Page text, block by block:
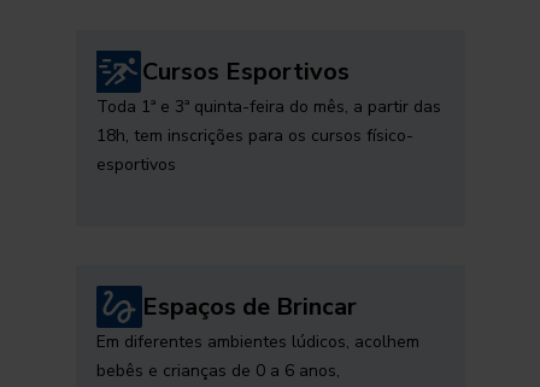
Cursos Esportivos
Toda 1ª e 3ª quinta-feira do mês, a partir das
18h, tem inscrições para os cursos físico-
esportivos
Espaços de Brincar
Em diferentes ambientes lúdicos, acolhem
bebês e crianças de 0 a 6 anos,